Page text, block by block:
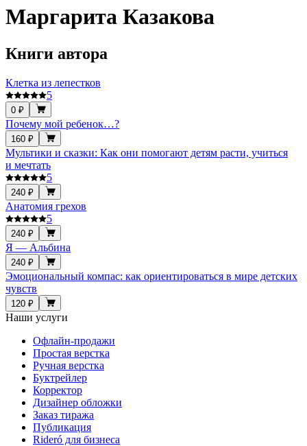
Маргарита Казакова
Книги автора
Клетка из лепестков
5
0 ₽
Почему мой ребенок…?
160 ₽
Мультики и сказки: Как они помогают детям расти, учиться
и мечтать
5
240 ₽
Анатомия грехов
5
240 ₽
Я — Альбина
240 ₽
Эмоциональный компас: как ориентироваться в мире детских
чувств
120 ₽
Наши услуги
Офлайн-продажи
Простая верстка
Ручная верстка
Буктрейлер
Корректор
Дизайнер обложки
Заказ тиража
Публикация
Rideró для бизнеса